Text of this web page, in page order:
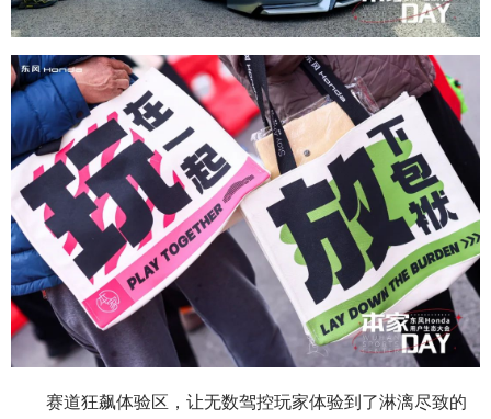
赛道狂飙体验区，让无数驾控玩家体验到了淋漓尽致的